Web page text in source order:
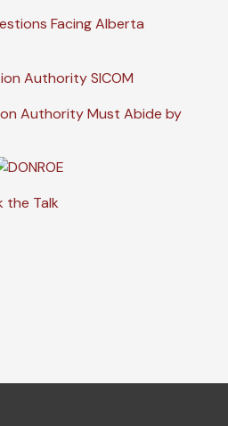
Facing Alberta
Authority Must Abide by
the Talk